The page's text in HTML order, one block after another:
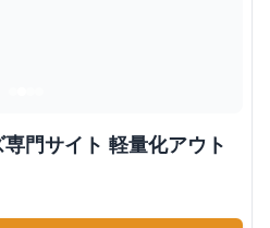
門サイト 軽量化アウト